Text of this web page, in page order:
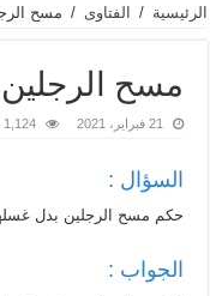
الرئيسية / الفتاوى / مسح
مسح
21 فبراير، 2021 1,124 زيارة
السؤال :
حكم مسح الرجلين بدل
الجواب :